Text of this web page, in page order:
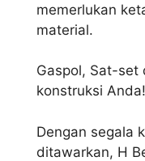
memerlukan
material.
Gaspol, Sat-set
konstruksi Anda!
Dengan segala
ditawarkan, H